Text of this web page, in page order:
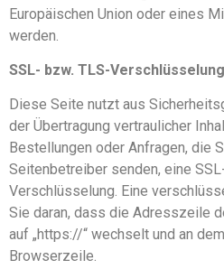
Europäischen Union oder eines
werden.
SSL- bzw. TLS-Verschlüsselung
Diese Seite nutzt aus
der Übertragung vertraulicher
Bestellungen oder Anfragen, die
Seitenbetreiber senden, eine
Verschlüsselung. Eine
Sie daran, dass die Adresszeile
auf „https://“ wechselt und an
Browserzeile.